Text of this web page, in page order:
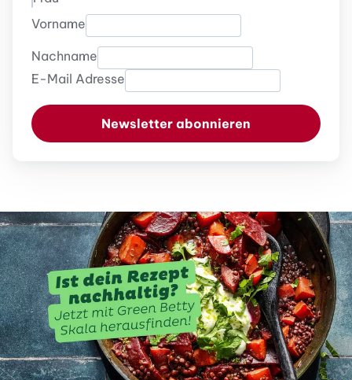
Vorname
Nachname
E-Mail Adresse
Newsletter abonnieren